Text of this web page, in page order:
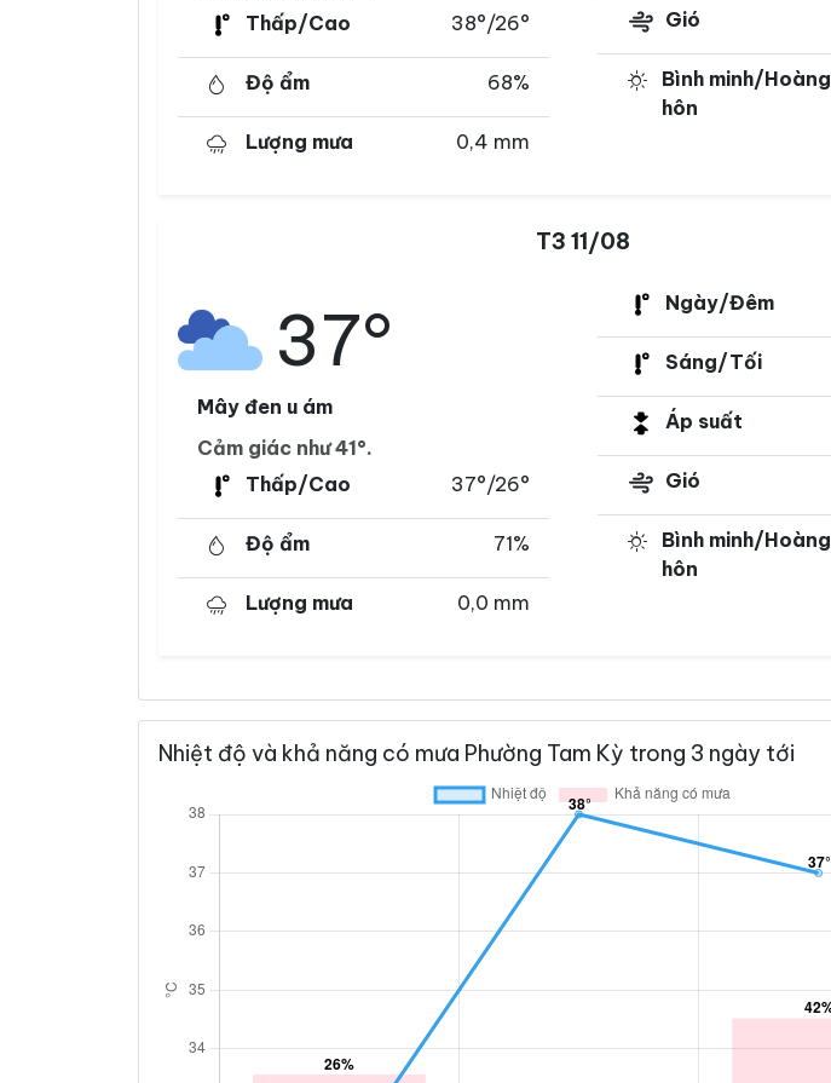
Thấp/Cao
38°/26°
Độ ẩm 68%
Lượng mưa 0,4 mm
Gió
Bình minh/Hoàng
hôn
T3 11/08
37°
Mây đen u ám
Cảm giác như 41°.
Thấp/Cao
37°/26°
Độ ẩm 71%
Lượng mưa 0,0 mm
Ngày/Đêm
Sáng/Tối
Áp suất
Gió
Bình minh/Hoàng
hôn
Nhiệt độ và khả năng có mưa Phường Tam Kỳ trong 3 ngày tới